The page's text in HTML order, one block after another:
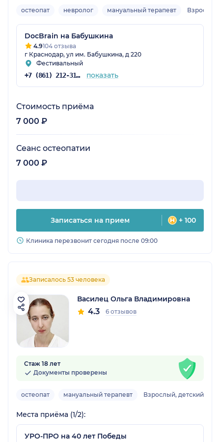
остеопат невролог мануальный терапевт
DocBrain на Бабушкина
4.9104 отзыва
г Краснодар, ул им. Бабушкина, д 220
Фестивальный
+7 (861) 212-31-74 показать
Стоимость приёма
7 000 ₽
Сеанс остеопатии
7 000 ₽
Записаться на прием + 100
Клиника перезвонит сегодня после 09:00
Записалось 53 человека
Василец Ольга Владимировна
4.3 6 отзывов
Стаж 18 лет
Документы проверены
остеопат мануальный терапевт Взрослый, детский
Места приёма (1/2):
УРО-ПРО на 40 лет Победы